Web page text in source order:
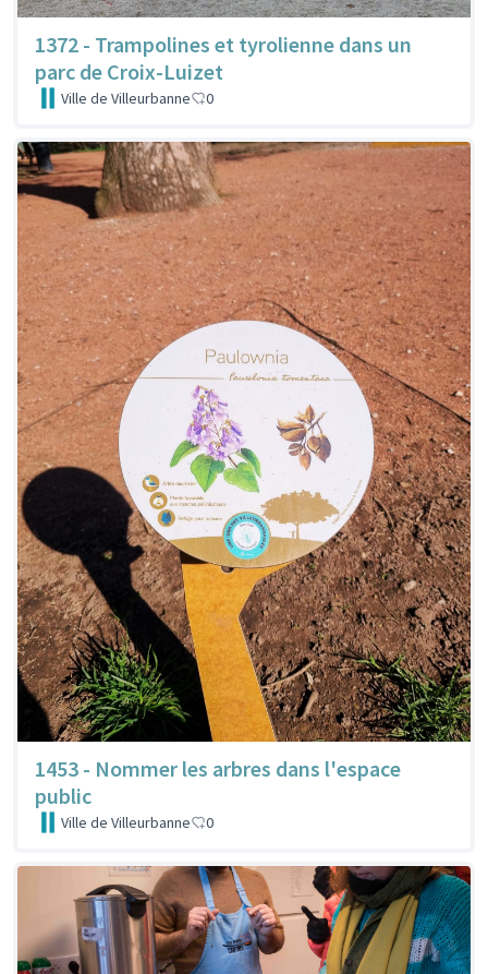
1372 - Trampolines et tyrolienne dans un
parc de Croix-Luizet
Ville de Villeurbanne 0
1453 - Nommer les arbres dans l'espace
public
Ville de Villeurbanne 0